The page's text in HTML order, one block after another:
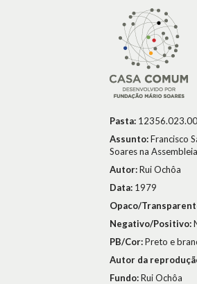
Pasta:
Assunto:Francisco
Soares na
Autor:Rui Ochôa
Data: 1979
Opaco/
Negativo/Positivo:
PB/Cor:Preto e
Autor da
Fundo:Rui Ochôa